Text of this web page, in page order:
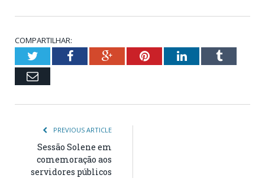
COMPARTILHAR:
TwitterFacebookGoogle+PinterestLinkedInTumblr
Email
PREVIOUS ARTICLE
Sessão Solene em
comemoração aos
servidores públicos